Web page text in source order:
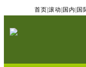
首页 滚动 国内 国